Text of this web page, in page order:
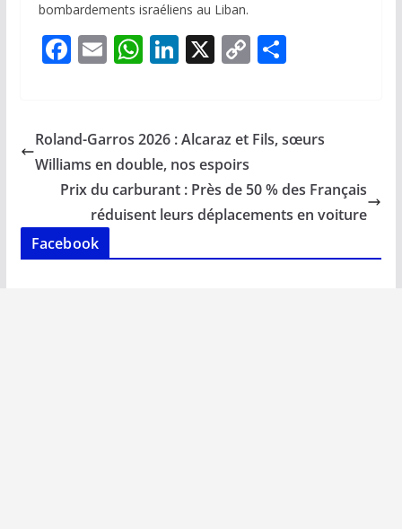
bombardements israéliens au Liban.
F
b
o
o
k
E
l
W
s
A
p
p
Li
e
dI
n
X C
y
n
k
P
g
Roland-Garros 2026 : Alcaraz et Fils, sœurs
Williams en double, nos espoirs
Prix du carburant : Près de 50 % des Français
réduisent leurs déplacements en voiture
Facebook